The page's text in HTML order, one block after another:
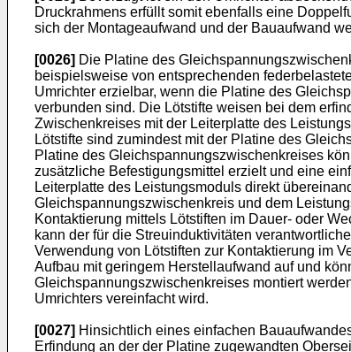
Druckrahmens erfüllt somit ebenfalls eine
sich der Montageaufwand und der Bauaufwand
[0026] Die Platine des
beispielsweise von entsprechenden
Umrichter erzielbar, wenn die Platine des
verbunden sind. Die Lötstifte weisen bei dem
Zwischenkreises mit der Leiterplatte des
Lötstifte sind zumindest mit der Platine des
Platine des Gleichspannungszwischenkreises
zusätzliche Befestigungsmittel erzielt und eine
Leiterplatte des Leistungsmoduls direkt
Gleichspannungszwischenkreis und dem
Kontaktierung mittels Lötstiften im Dauer- oder
kann der für die Streuinduktivitäten
Verwendung von Lötstiften zur Kontaktierung im
Aufbau mit geringem Herstellaufwand auf und
Gleichspannungszwischenkreises montiert
Umrichters vereinfacht wird.
[0027] Hinsichtlich eines einfachen
Erfindung an der der Platine zugewandten